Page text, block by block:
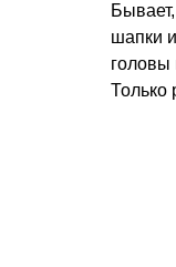
шапки
головы
Только